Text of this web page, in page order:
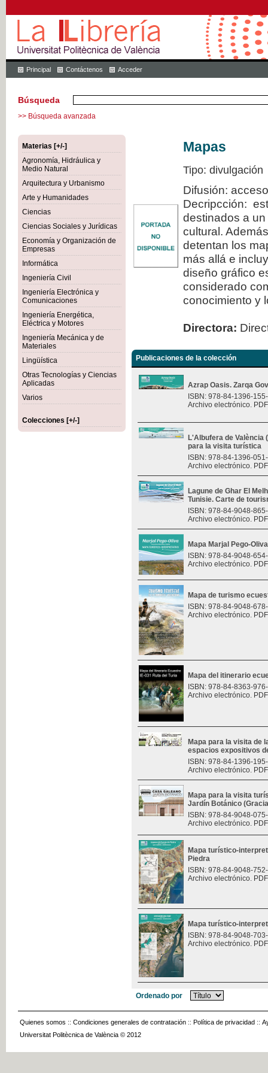
Principal Contáctenos Acceder
Búsqueda
>> Búsqueda avanzada
Materias [+/-]
Agronomía, Hidráulica y
Medio Natural
Arquitectura y Urbanismo
Arte y Humanidades
Ciencias
Ciencias Sociales y Jurídicas
Economía y Organización de
Empresas
Informática
Ingeniería Civil
Ingeniería Electrónica y
Comunicaciones
Ingeniería Energética,
Eléctrica y Motores
Ingeniería Mecánica y de
Materiales
Lingüística
Otras Tecnologías y Ciencias
Aplicadas
Varios
Colecciones [+/-]
Mapas
Tipo: divulgación
Difusión:
Decripcción:
destinados a
cultural.
detentan los
más allá e
diseño gráfico
considerado
conocimiento y
Directora:
Publicaciones de la colección
Azrap Oasis. Zarqa
ISBN: 978-84-1396-
Archivo electrónico.
L'Albufera de València
para la visita turística
ISBN: 978-84-1396-
Archivo electrónico.
Lagune de Ghar El
Tunisie. Carte de
ISBN: 978-84-9048-
Archivo electrónico.
Mapa Marjal Pego-Oliva
ISBN: 978-84-9048-
Archivo electrónico.
Mapa de turismo
ISBN: 978-84-9048-
Archivo electrónico.
Mapa del itinerario
ISBN: 978-84-8363-
Archivo electrónico.
Mapa para la visita de
espacios expositivos
ISBN: 978-84-1396-
Archivo electrónico.
Mapa para la visita
Jardín Botánico
ISBN: 978-84-9048-
Archivo electrónico.
Mapa turístico-
Piedra
ISBN: 978-84-9048-
Archivo electrónico.
Mapa turístico-
ISBN: 978-84-9048-
Archivo electrónico.
Ordenado por
Quienes somos :: Condiciones generales de contratación :: Política de privacidad ::
Universitat Politècnica de València © 2012